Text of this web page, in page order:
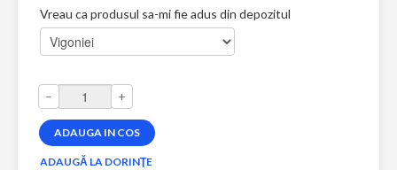
Vreau ca produsul sa-mi fie adus din depozitul
– +